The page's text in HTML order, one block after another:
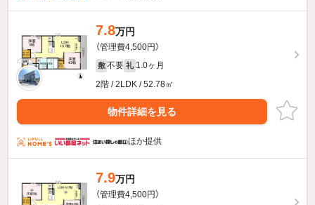
7.8万円
（管理費4,500円）
敷 不要 礼 1.0ヶ月
2階 / 2LDK / 52.78㎡
物件詳細を見る
ほか提供
7.9万円
（管理費4,500円）